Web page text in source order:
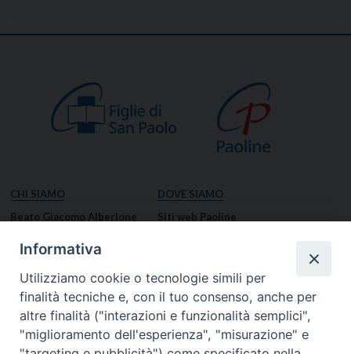
CHI SIAMO
Beato Giacomo Alberione
Missione Paolina
Luoghi delle Origini
Governo Generale
DOVE SIAMO
Siti web Paoline
Notizie dal governo generale
Notizie in breve
RISORSE
Informativa
Utilizziamo cookie o tecnologie simili per
finalità tecniche e, con il tuo consenso, anche per
altre finalità ("interazioni e funzionalità semplici",
"miglioramento dell'esperienza", "misurazione" e